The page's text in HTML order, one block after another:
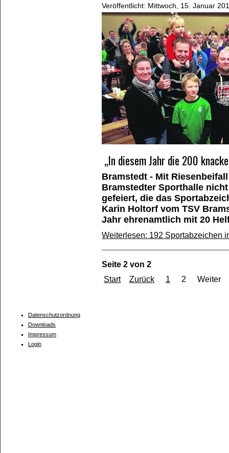
Veröffentlicht: Mittwoch, 15. Januar
„In diesem Jahr die 200
Bramstedt - Mit
Bramstedter Sporthalle
gefeiert, die das
Karin Holtorf vom TSV
Jahr ehrenamtlich mit 20
Weiterlesen: 192 Sportabzeichen
Seite 2 von 2
Start
Zurück 1 2 Weiter
Datenschutzordnung
Downloads
Impressum
Login